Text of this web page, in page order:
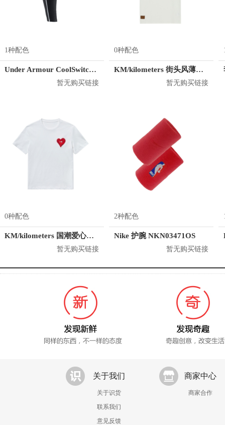
1种配色
Under Armour CoolSwitch 护臂
暂无购买链接
0种配色
KM/kilometers 街头风薄款印花短袖T恤 男女同款 M2X2108248
暂无购买链接
0种配色
KM/kilometers 国潮爱心短袖T恤 M2X2108466
暂无购买链接
2种配色
Nike 护腕 NKN03471OS
暂无购买链接
关于我们
关于识货
联系我们
意见反馈
商家中心
商家合作